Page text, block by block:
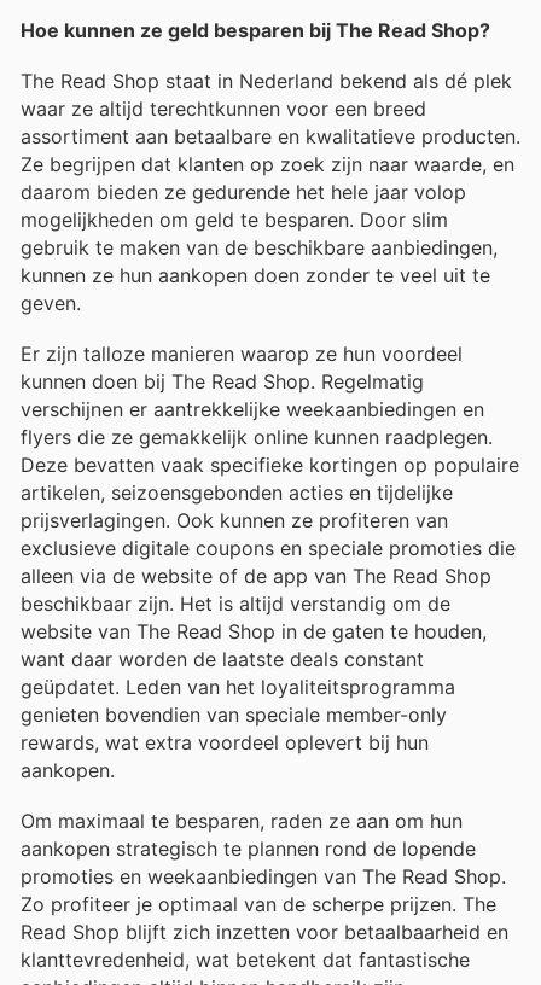
Hoe kunnen ze geld besparen bij The Read Shop?
The Read Shop staat in Nederland bekend als dé plek
waar ze altijd terechtkunnen voor een breed
assortiment aan betaalbare en kwalitatieve producten.
Ze begrijpen dat klanten op zoek zijn naar waarde, en
daarom bieden ze gedurende het hele jaar volop
mogelijkheden om geld te besparen. Door slim
gebruik te maken van de beschikbare aanbiedingen,
kunnen ze hun aankopen doen zonder te veel uit te
geven.
Er zijn talloze manieren waarop ze hun voordeel
kunnen doen bij The Read Shop. Regelmatig
verschijnen er aantrekkelijke weekaanbiedingen en
flyers die ze gemakkelijk online kunnen raadplegen.
Deze bevatten vaak specifieke kortingen op populaire
artikelen, seizoensgebonden acties en tijdelijke
prijsverlagingen. Ook kunnen ze profiteren van
exclusieve digitale coupons en speciale promoties die
alleen via de website of de app van The Read Shop
beschikbaar zijn. Het is altijd verstandig om de
website van The Read Shop in de gaten te houden,
want daar worden de laatste deals constant
geüpdatet. Leden van het loyaliteitsprogramma
genieten bovendien van speciale member-only
rewards, wat extra voordeel oplevert bij hun
aankopen.
Om maximaal te besparen, raden ze aan om hun
aankopen strategisch te plannen rond de lopende
promoties en weekaanbiedingen van The Read Shop.
Zo profiteer je optimaal van de scherpe prijzen. The
Read Shop blijft zich inzetten voor betaalbaarheid en
klanttevredenheid, wat betekent dat fantastische